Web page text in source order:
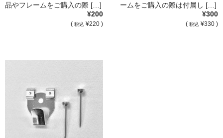
品やフレームをご購入の際 […]
¥200
( 税込 ¥220 )
ームをご購入の際は付属し […]
¥300
( 税込 ¥330 )